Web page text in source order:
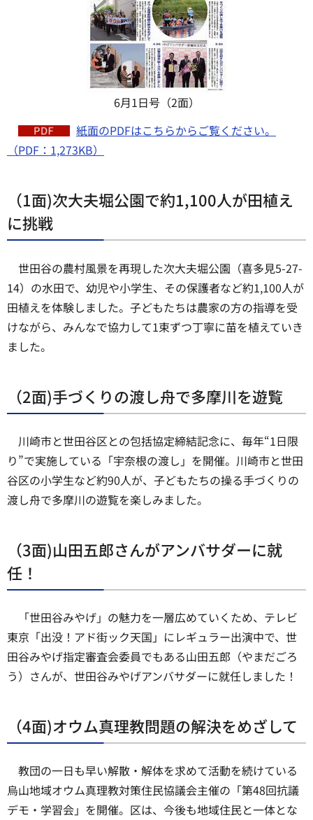
6月1日号（2面）
紙面のPDFはこちらからご覧ください。
（PDF：1,273KB）
（1面)次大夫堀公園で約1,100人が田植え
に挑戦
世田谷の農村風景を再現した次大夫堀公園（喜多見5-27-
14）の水田で、幼児や小学生、その保護者など約1,100人が
田植えを体験しました。子どもたちは農家の方の指導を受
けながら、みんなで協力して1束ずつ丁寧に苗を植えていき
ました。
（2面)手づくりの渡し舟で多摩川を遊覧
川崎市と世田谷区との包括協定締結記念に、毎年“1日限
り”で実施している「宇奈根の渡し」を開催。川崎市と世田
谷区の小学生など約90人が、子どもたちの操る手づくりの
渡し舟で多摩川の遊覧を楽しみました。
（3面)山田五郎さんがアンバサダーに就
任！
「世田谷みやげ」の魅力を一層広めていくため、テレビ
東京「出没！アド街ック天国」にレギュラー出演中で、世
田谷みやげ指定審査会委員でもある山田五郎（やまだごろ
う）さんが、世田谷みやげアンバサダーに就任しました！
（4面)オウム真理教問題の解決をめざして
教団の一日も早い解散・解体を求めて活動を続けている
烏山地域オウム真理教対策住民協議会主催の「第48回抗議
デモ・学習会」を開催。区は、今後も地域住民と一体とな